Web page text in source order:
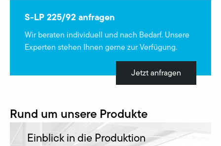
S-LP 225/92 anfragen
Wir beraten individuell und nach Bedarf. Unsere
Experten stehen Ihnen gerne zur Verfügung.
Jetzt anfragen
Rund um unsere Produkte
Einblick in die Produktion